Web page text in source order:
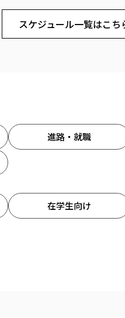
進路・就職
在学生向け
スケジュール一覧はこち